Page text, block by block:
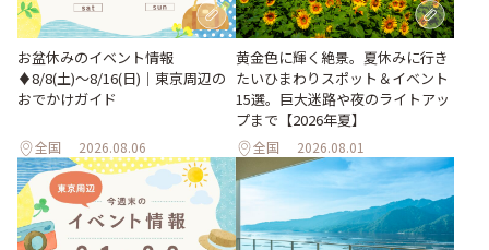
お盆休みのイベント情報
♦︎8/8(土)〜8/16(日)｜東京周辺の
おでかけガイド
全国 2026.08.06
黄金色に輝く絶景。夏休みに行き
たいひまわりスポット＆イベント
15選。巨大迷路や夜のライトアッ
プまで【2026年夏】
全国 2026.08.01